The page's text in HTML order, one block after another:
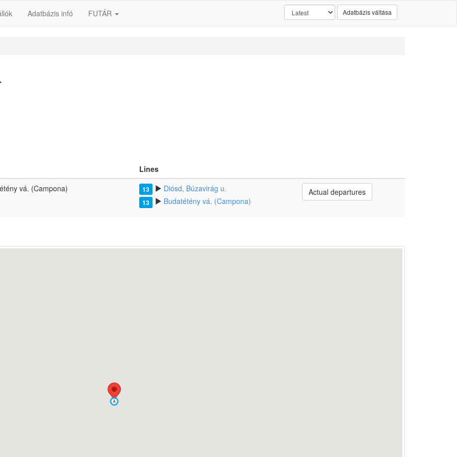
Adatbázis infó FUTÁR Adatbázis váltása
Lines
vá. (Campona)
13 Diósd, Búzavirág u.
13 Budatétény vá. (Campona)
Actual departures